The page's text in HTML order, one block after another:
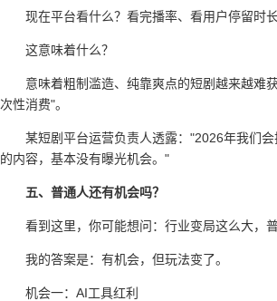
现在平台看什么？看完播率、看用户停留时
这意味着什么？
意味着粗制滥造、纯靠爽点的短剧越来越难
次性消费"。
某短剧平台运营负责人透露："2026年我们
的内容，基本没有曝光机会。"
五、普通人还有机会吗？
看到这里，你可能想问：行业变局这么大，
我的答案是：有机会，但玩法变了。
机会一：AI工具红利